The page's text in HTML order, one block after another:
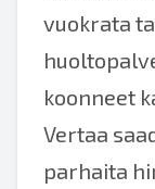
vuokrata
koonneet
Vertaa
parhaita